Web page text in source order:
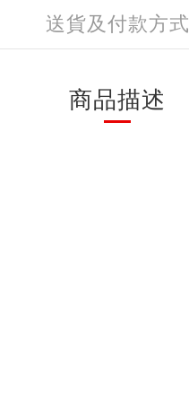
送貨及付款方式
商品描述